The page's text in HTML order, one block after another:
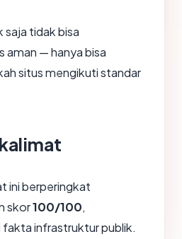
saja tidak bisa
aman — hanya bisa
situs mengikuti standar
ini berperingkat
skor100/100,
fakta infrastruktur publik.